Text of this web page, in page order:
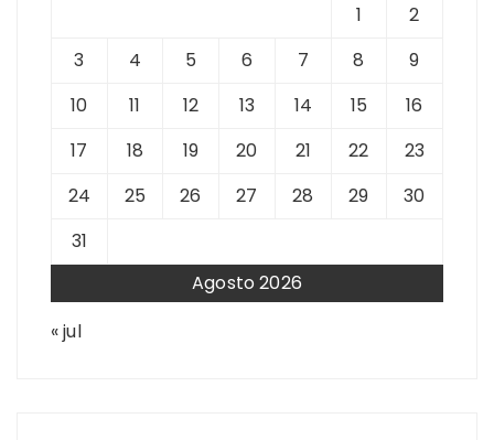
Agosto 2026
1
2
3
4 5 6 7 8
9
10
11 12 13 14 15
16
17
18 19 20 21 22
23
24
25 26 27 28 29
30
31
« jul